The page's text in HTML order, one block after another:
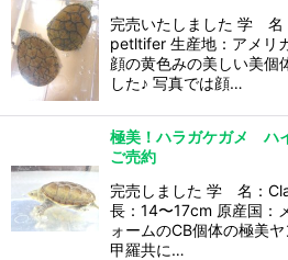
完売いたしました 学
petltifer 生産地：アメリ
顔の黄色みの美しい美個
した♪ 写真では顔…
極美！ハラガケガメ
ご売約
完売しました 学 名：
長：14〜17cm 原産国：
ォームのCB個体の極美
甲羅共に…